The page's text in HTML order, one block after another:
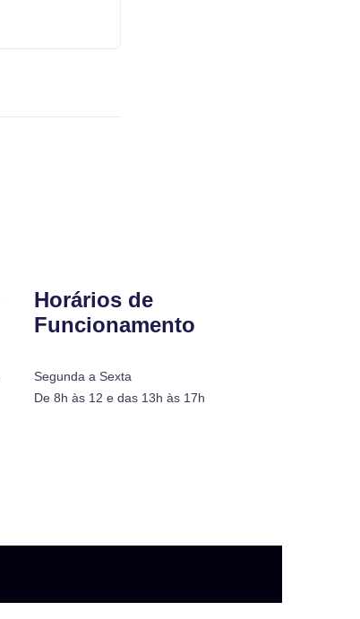
Horários de
Funcionamento
Segunda a Sexta
De 8h às 12 e das 13h às 17h